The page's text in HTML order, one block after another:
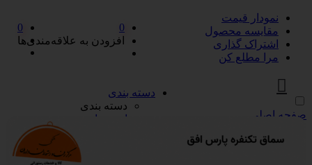
نمودار قیمت
مقایسه محصول
اشتراک گذاری
مرا مطلع کن
صفحه اصلی
0
افزودن به علاقه‌مندی‌ها
0
دسته بندی
دسته بندی
ادویه‌جات
ادویه‌جات
آویشن
ادویه مخلوط